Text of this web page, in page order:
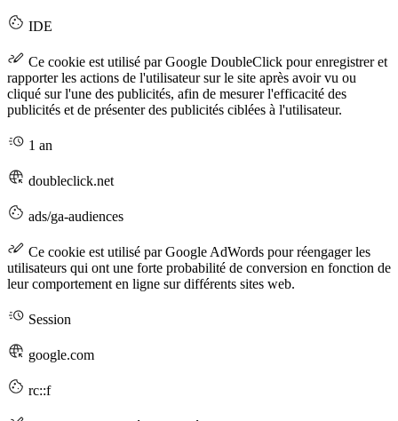
IDE
Ce cookie est utilisé par Google DoubleClick pour enregistrer et
rapporter les actions de l'utilisateur sur le site après avoir vu ou
cliqué sur l'une des publicités, afin de mesurer l'efficacité des
publicités et de présenter des publicités ciblées à l'utilisateur.
1 an
doubleclick.net
ads/ga-audiences
Ce cookie est utilisé par Google AdWords pour réengager les
utilisateurs qui ont une forte probabilité de conversion en fonction de
leur comportement en ligne sur différents sites web.
Session
google.com
rc::f